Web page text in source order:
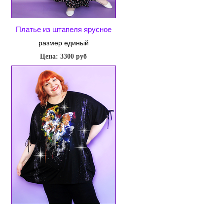
Платье из штапеля ярусное
размер единый
Цена: 3300 руб